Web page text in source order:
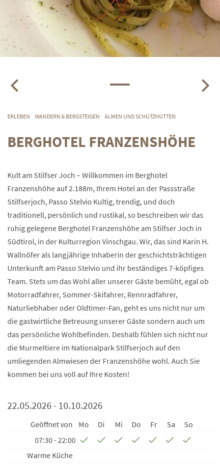
ERLEBEN WANDERN & BERGSTEIGEN ALMEN UND SCHÜTZHÜTTEN
BERGHOTEL FRANZENSHÖHE
Kult am Stilfser Joch – Willkommen im Berghotel
Franzenshöhe auf 2.188m, Ihrem Hotel an der Passstraße
Stilfserjoch, Passo Stelvio Kultig, trendig, und doch
traditionell, persönlich und rustikal, so beschreiben wir das
ruhig gelegene Berghotel Franzenshöhe am Stilfser Joch in
Südtirol, in der Kulturregion Vinschgau. Wir, das sind Karin H.
Wallnöfer als langjährige Inhaberin der geschichtsträchtigen
Unterkunft am Passo Stelvio und ihr beständiges 7-köpfiges
Team. Stets um das Wohl aller unserer Gäste bemüht, egal ob
Motorradfahrer, Sommer-Skifahrer, Rennradfahrer,
Naturliebhaber oder Oldtimer-Fan, geht es uns nicht nur um
die gastwirtliche Betreuung unserer Gäste sondern auch um
das persönliche Wohlbefinden. Deshalb fühlen sich nicht nur
die Murmeltiere im Nationalpark Stilfserjoch auf den
umliegenden Almwiesen der Franzenshöhe wohl. Auch Sie
kommen bei uns voll auf Ihre Kosten!
22.05.2026 - 10.10.2026
Geöffnet von Mo Di Mi Do Fr Sa
So
07:30 - 22:00
Warme Küche